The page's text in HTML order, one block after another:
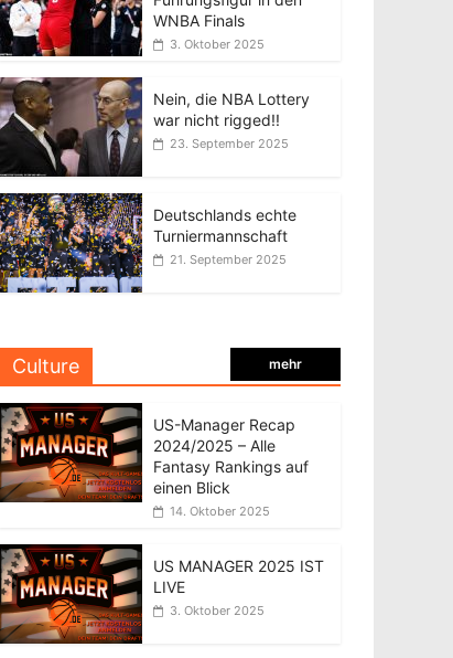
WNBA Finals
3. Oktober 2025
Nein, die NBA Lottery
war nicht rigged!!
23. September 2025
Deutschlands echte
Turniermannschaft
21. September 2025
Culture mehr
US-Manager Recap
2024/2025 – Alle
Fantasy Rankings auf
einen Blick
14. Oktober 2025
US MANAGER 2025 IST
LIVE
3. Oktober 2025